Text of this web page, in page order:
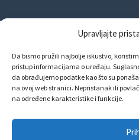
Upravljajte
Da bismo pružili najbolje iskustvo,
pristup informacijama o uređaju.
da obrađujemo podatke kao što su
na ovoj web stranici. Nepristanak ili
na određene karakteristike i funkcije.